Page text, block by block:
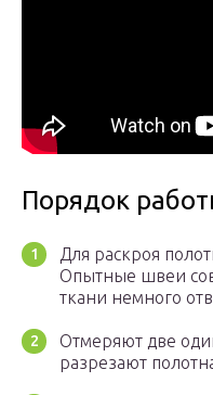
Порядок
Для раскроя
Опытные швеи
ткани немного
Отмеряют две
разрезают